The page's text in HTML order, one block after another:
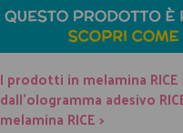
I prodotti in melamina
dall'ologramma adesivo
melamina RICE >